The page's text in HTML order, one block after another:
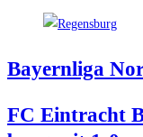
Bay­ern­li­ga
FC Ein­tracht